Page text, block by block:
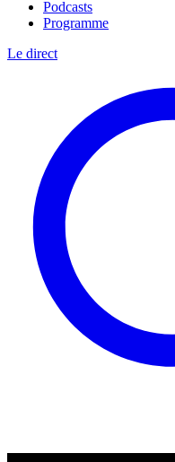
Podcasts
Programme
Le direct